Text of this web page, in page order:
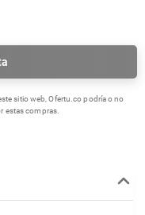
sitio web, Ofertu.co podría o no
estas compras.